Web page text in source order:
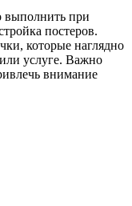
выполнить при
постеров.
которые наглядно
услуге. Важно
внимание